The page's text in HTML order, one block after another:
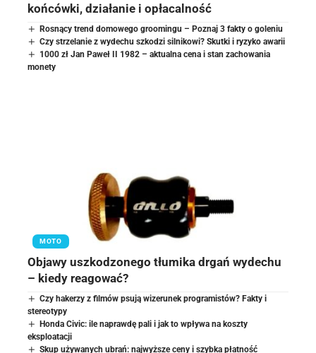
końcówki, działanie i opłacalność
Rosnący trend domowego groomingu – Poznaj 3 fakty o goleniu
Czy strzelanie z wydechu szkodzi silnikowi? Skutki i ryzyko awarii
1000 zł Jan Paweł II 1982 – aktualna cena i stan zachowania
monety
MOTO
Objawy uszkodzonego tłumika drgań wydechu
– kiedy reagować?
Czy hakerzy z filmów psują wizerunek programistów? Fakty i
stereotypy
Honda Civic: ile naprawdę pali i jak to wpływa na koszty
eksploatacji
Skup używanych ubrań: najwyższe ceny i szybka płatność